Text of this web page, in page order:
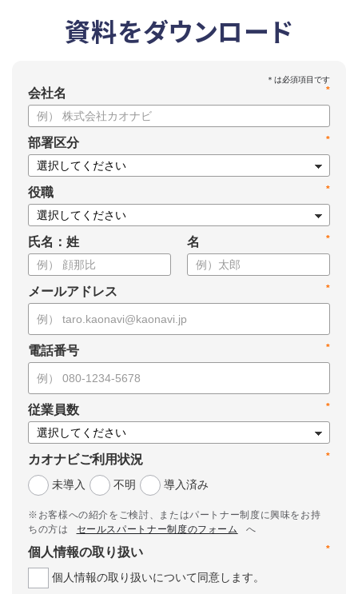
資料をダウンロード
*
会社名
*
部署区分
*
役職
氏名：姓 *
名
*
メールアドレス
*
電話番号
*
従業員数
*
カオナビご利用状況
未導入
不明 導入済み
※お客様への紹介をご検討、またはパートナー制度に興味をお持
ちの方は
セールスパートナー制度のフォーム
へ
*
個人情報の取り扱い
個人情報の取り扱いについて同意します。